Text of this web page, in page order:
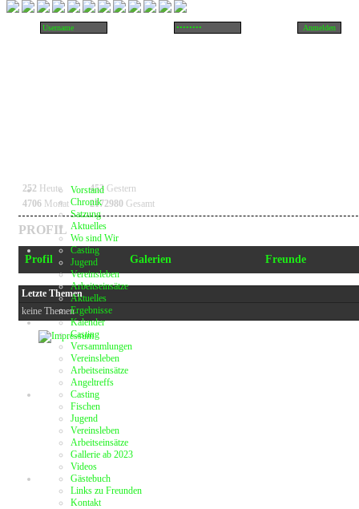
Vorstand
Chronik
Satzung
Aktuelles
Wo sind Wir
Casting
Jugend
Vereinsleben
Arbeitseinsätze
Aktuelles
Ergebnisse
Kalender
Casting
Versammlungen
Vereinsleben
Arbeitseinsätze
Angeltreffs
Casting
Fischen
Jugend
Vereinsleben
Arbeitseinsätze
Gallerie ab 2023
Videos
Gästebuch
Links zu Freunden
Kontakt
252Heute 453Gestern
4706Monat 2172980Gesamt
PROFIL
Profil Galerien Freunde
Letzte Themen
keine Themen